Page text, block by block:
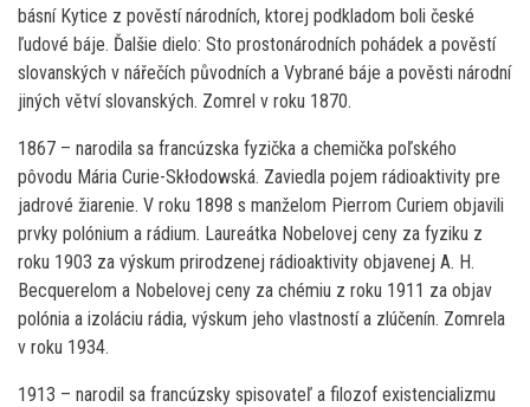
básní Kytice z pověstí národních, ktorej podkladom boli české
ľudové báje. Ďalšie dielo: Sto prostonárodních pohádek a pověstí
slovanských v nářečích původních a Vybrané báje a pověsti národní
jiných větví slovanských. Zomrel v roku 1870.
1867 – narodila sa francúzska fyzička a chemička poľského
pôvodu Mária Curie-Skłodowská. Zaviedla pojem rádioaktivity pre
jadrové žiarenie. V roku 1898 s manželom Pierrom Curiem objavili
prvky polónium a rádium. Laureátka Nobelovej ceny za fyziku z
roku 1903 za výskum prirodzenej rádioaktivity objavenej A. H.
Becquerelom a Nobelovej ceny za chémiu z roku 1911 za objav
polónia a izoláciu rádia, výskum jeho vlastností a zlúčenín. Zomrela
v roku 1934.
1913 – narodil sa francúzsky spisovateľ a filozof existencializmu